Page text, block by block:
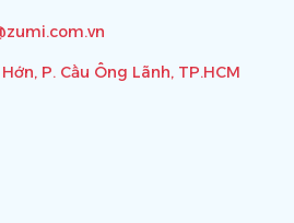
P. Cầu Ông Lãnh, TP.HCM